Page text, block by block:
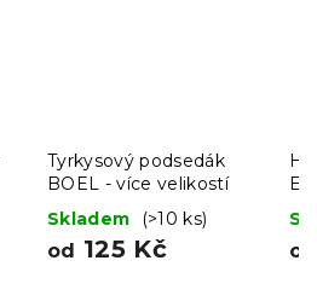
Tyrkysový podsedák
BOEL - více velikostí
Skladem
(>10 ks)
od 125 Kč od